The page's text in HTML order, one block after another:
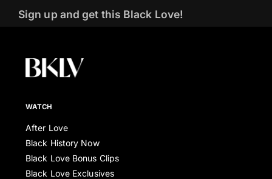
Sign up and get this Black Love!
WATCH
After Love
Black History Now
Black Love Bonus Clips
Black Love Exclusives